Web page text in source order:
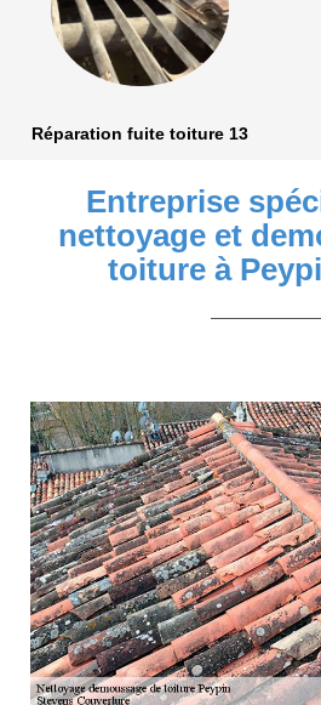
Réparation fuite toiture 13
Entreprise
nettoyage et
toiture à